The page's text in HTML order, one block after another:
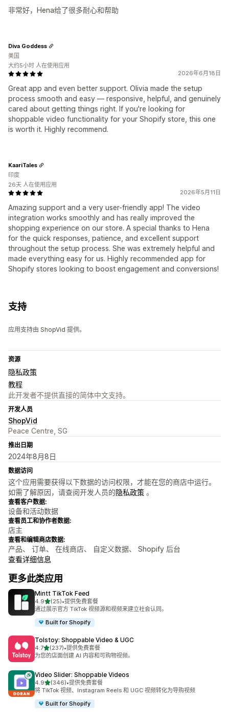
非常好，Hena给了很多耐心和帮助
2026年6月18日
Great app and even better support. Olivia made the setup
process smooth and easy — responsive, helpful, and genuinely
cared about getting things right. If you're looking for
shoppable video functionality for your Shopify store, this one
is worth it. Highly recommend.
Diva Goddess
美国
大约5小时 人在使用应用
2026年5月11日
Amazing support and a very user-friendly app! The video
integration works smoothly and has really improved the
shopping experience on our store. A special thanks to Hena
for the quick responses, patience, and excellent support
throughout the setup process. She was extremely helpful and
made everything easy for us. Highly recommended app for
Shopify stores looking to boost engagement and conversions!
KaariTales
印度
26天 人在使用应用
支持
应用支持由 ShopVid 提供。
资源
隐私政策
教程
此开发者不提供直接的简体中文支持。
开发人员
ShopVid
Peace Centre, SG
推出日期
2024年8月8日
数据访问
这个应用需要获得以下数据的访问权限，才能在您的商店中运行。
如需了解原因，请查阅开发人员的隐私政策 。
查看客户数据:
设备和活动数据
查看员工和协作者数据:
店主
查看和编辑商店数据:
产品、 订单、 在线商店、 自定义数据、 Shopify 后台
查看详细信息
更多此类应用
Mintt TikTok Feed
4.9星（满分 5 星）
(25)
总共 25 条评论
•提供免费套餐
通过展示官方 TikTok 视频源和视频来建立社会认同。
Built for Shopify
Tolstoy: Shoppable Video & UGC
4.7星（满分 5 星）
(237)
总共 237 条评论
•提供免费套餐
为您的店面创建 AI 内容和可购物视频。
Video Slider: Shoppable Videos
4.9星（满分 5 星）
(346)
总共 346 条评论
•提供免费套餐
将 TikTok 视频、Instagram Reels 和 UGC 视频转化为导购视频
Built for Shopify